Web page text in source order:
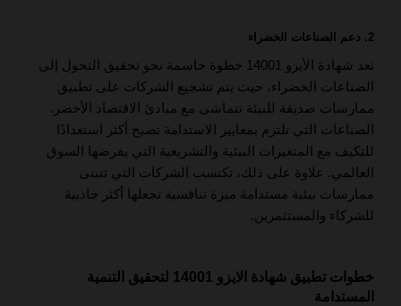
2. دعم الصناعات الخضراء
تعد شهادة الأيزو 14001 خطوة حاسمة نحو تحقيق التحول إلى
الصناعات الخضراء، حيث يتم تشجيع الشركات على تطبيق
ممارسات صديقة للبيئة تتماشى مع مبادئ الاقتصاد الأخضر.
الصناعات التي تلتزم بمعايير الاستدامة تصبح أكثر استعدادًا
للتكيف مع المتغيرات البيئية والتشريعية التي يفرضها السوق
العالمي. علاوة على ذلك، تكتسب الشركات التي تتبنى
ممارسات بيئية مستدامة ميزة تنافسية تجعلها أكثر جاذبية
للشركاء والمستثمرين.
خطوات تطبيق شهادة الايزو 14001 لتحقيق التنمية
المستدامة